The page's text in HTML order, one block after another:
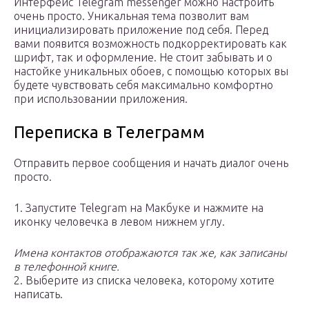
очень просто. Уникальная тема позволит вам
инициализировать приложение под себя. Перед
вами появится возможность подкорректировать как
шрифт, так и оформление. Не стоит забывать и о
настойке уникальных обоев, с помощью которых вы
будете чувствовать себя максимально комфортно
при использовании приложения.
Переписка в Телеграмм
Отправить первое сообщения и начать диалог очень
просто.
1. Запустите Telegram на Макбуке и нажмите на
иконку человечка в левом нижнем углу.
Имена контактов отображаются так же, как записаны
в телефонной книге.
2. Выберите из списка человека, которому хотите
написать.